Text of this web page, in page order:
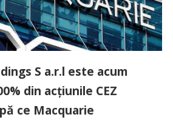
S a.r.l este acum
din acțiunile CEZ
ce Macquarie